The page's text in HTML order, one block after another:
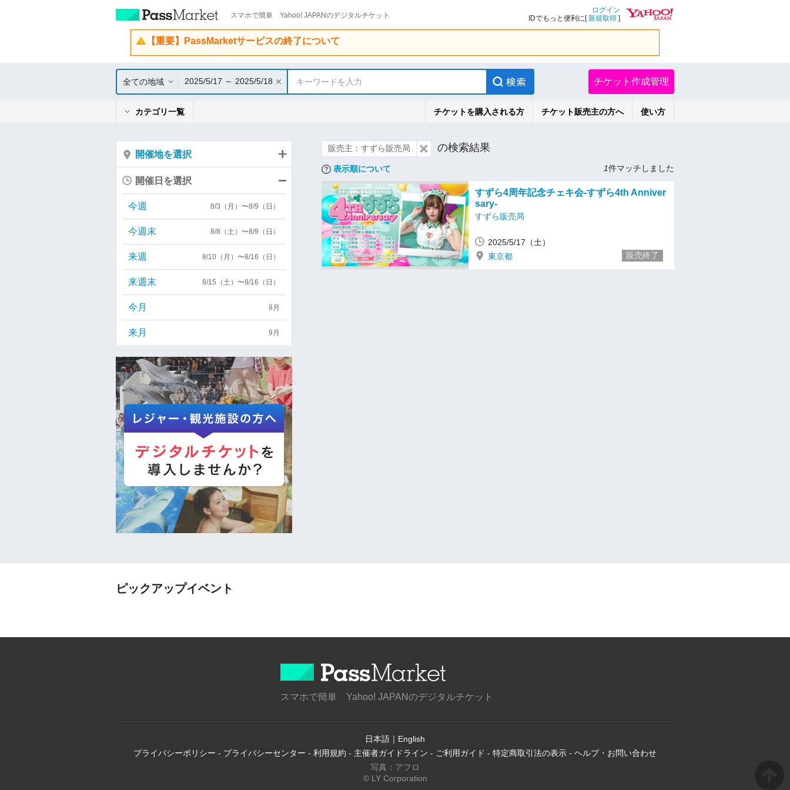
スマホで簡単 Yahoo! JAPANのデジタルチケット
ログイン
IDでもっと便利に[新規取得 ]
【重要】PassMarketサービスの終了について
全ての地域 2025/5/17 ～ 2025/5/18 キーワードを入力 チケット作成管理
カテゴリ一覧 チケットを購入される方 チケット販売主の方へ 使い方
販売主：すずら販売局 の検索結果
表示順について 1件マッチしました
すずら4周年記念チェキ会-すずら4th Anniver
sary-
すずら販売局
2025/5/17（土）
東京都
販売終了
開催地を選択
開催日を選択
今週 8/3（月）〜8/9（日）
今週末 8/8（土）〜8/9（日）
来週 8/10（月）〜8/16（日）
来週末 8/15（土）〜8/16（日）
今月 8月
来月 9月
ピックアップイベント
スマホで簡単 Yahoo! JAPANのデジタルチケット
日本語 ｜ English
プライバシーポリシー - プライバシーセンター - 利用規約 - 主催者ガイドライン - ご利用ガイド - 特定商取引法の表示 - ヘルプ・お問い合わせ
写真：アフロ
© LY Corporation